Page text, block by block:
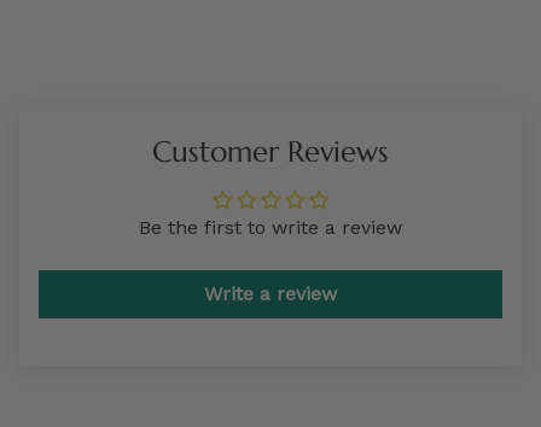
Customer Reviews
Be the first to write a review
Write a review